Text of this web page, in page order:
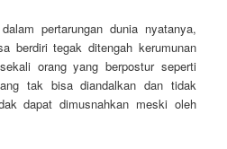
pertarungan dunia nyatanya,
berdiri tegak ditengah kerumunan
orang yang berpostur seperti
tak bisa diandalkan dan tidak
dapat dimusnahkan meski oleh